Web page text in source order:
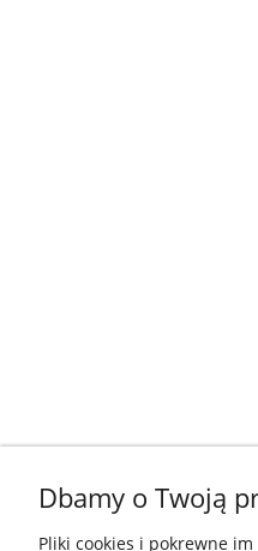
Dbamy o Twoją
Pliki cookies i pokrewne